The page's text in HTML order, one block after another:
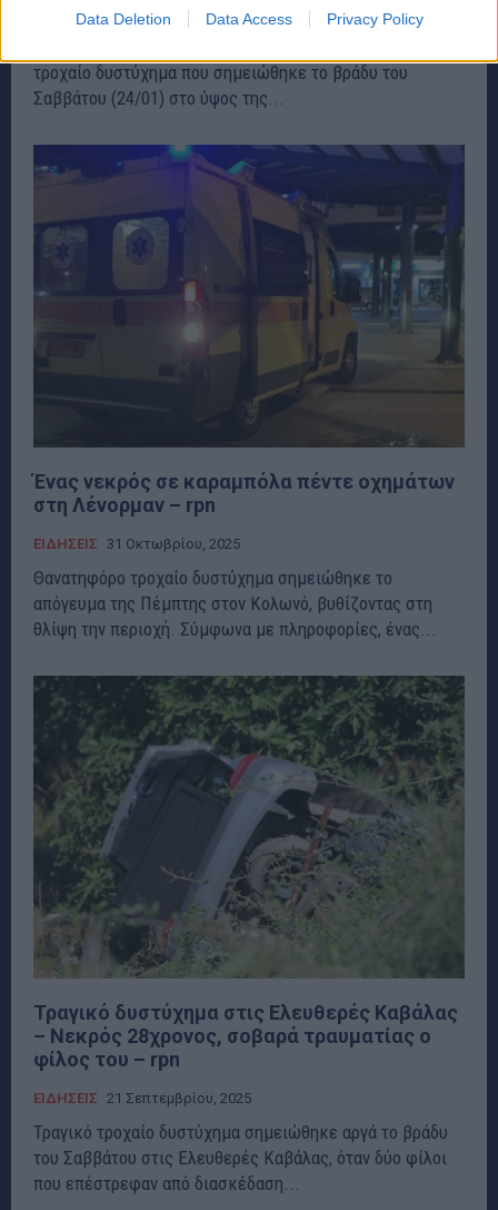
Data Deletion Data Access Privacy Policy
ΕΙΔΗΣΕΙΣ 25 Ιανουαρίου, 2026
τροχαίο δυστύχημα που σημειώθηκε το βράδυ του
Σαββάτου (24/01) στο ύψος της...
Ένας νεκρός σε καραμπόλα πέντε οχημάτων
στη Λένορμαν – rpn
ΕΙΔΗΣΕΙΣ 31 Οκτωβρίου, 2025
Θανατηφόρο τροχαίο δυστύχημα σημειώθηκε το
απόγευμα της Πέμπτης στον Κολωνό, βυθίζοντας στη
θλίψη την περιοχή. Σύμφωνα με πληροφορίες, ένας...
Τραγικό δυστύχημα στις Ελευθερές Καβάλας
– Νεκρός 28χρονος, σοβαρά τραυματίας ο
φίλος του – rpn
ΕΙΔΗΣΕΙΣ 21 Σεπτεμβρίου, 2025
Τραγικό τροχαίο δυστύχημα σημειώθηκε αργά το βράδυ
του Σαββάτου στις Ελευθερές Καβάλας, όταν δύο φίλοι
που επέστρεφαν από διασκέδαση...